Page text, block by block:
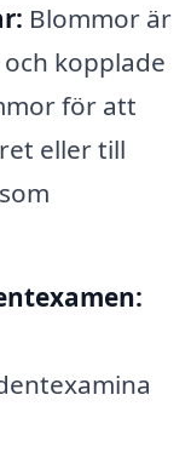
Blommor är
kopplade
för att
eller till